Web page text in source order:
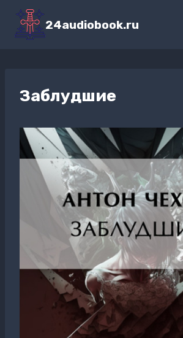
Перейти
содержимому
24audiobook.ru
Заблудшие